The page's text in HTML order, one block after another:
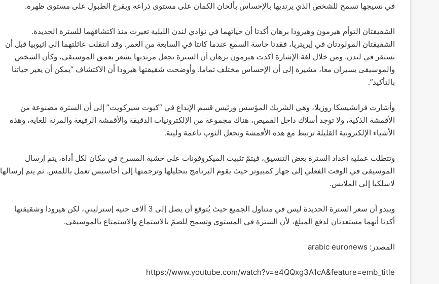
في نسيجها تسمح للشخص الذي يرتديها بالإحساس بألحان الكمان على مستوى ذراعه وبقرع الطبول على مستوى ظهره.
الشقيقتان التوأم هيرمون وهيرودا برهان أكدتا أن حياتهما في نوادي لندن الليلية تغيرت منذ اكتشافهما للسترة الجديدة.
الشقيقتان المولودتان في إيريتريا، فقدتا حاسة السمع عندما كانتا في السابعة من العمر. وقد انتقلت عائلتهما إلى إثيوبيا قبل أن
تستقر في لندن. ومن خلال لغة الإشارة أكدت هيرمون برهان أن السترة تجعل مرتديها يشعر بعمق الموسيقى، وكأن الشخص
والموسيقى يسيران معا، مشيرة إلى أن الإحساس مختلف تماما. وأوضحت شقيقتها هيرودا أن الاكتشاف “يمكن أن يغير حياتنا
بالتأكيد”.
وأشارت فرانشيسكا روزيلا، وهي الشريك المؤسس ورئيس قسم الإبداع في “كيوت سيركويت” إلى أن السترة مصنوعة من
الأقمشة الذكية، ولا توجد أسلاك داخل القميص، هناك مجموعة من الإلكترونيات الدقيقة والأقمشة الرفيعة والمرنة للغاية، وهذه
الأشياء الإلكترونية القليلة ترتبط مع هذه الأقمشة وتجعل الثوب ناعمة ولينة.
وتتطلب عملية إعداد السترة بعض التنسيق، فيتمّ تثبيت الميكروفونات على خشبة المسرح في مكان لكل أداة، يتم إرسال
الموسيقى في الوقت الفعلي إلى جهاز كمبيوتر حيث يقوم البرنامج بتحليلها وترجمتها إلى أحاسيس تعمل باللمس. ثم يتم إرسالها
لاسلكيا إلى الملابس.
ويبدو أن سعر السترة الجديدة ليس في متناول الجميع حيث يُتوقع أن يصل إلى 3 آلاف جنيه إسترليني، لكن هيرودا وشقيقتها
أكدتا أنهما مستعدتان لدفع المبلغ، لأن السترة في المستوى وتسمح للصمّ بالاستماع والاستمتاع بالموسيقى.
المصدر: arabic euronews
https://www.youtube.com/watch?v=e4QQxg3A1cA&feature=emb_title